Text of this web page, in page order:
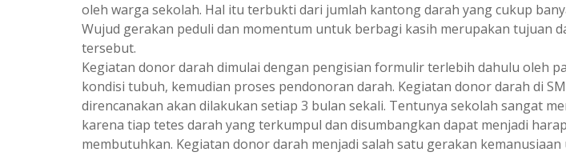
oleh warga sekolah. Hal itu terbukti dari jumlah kantong darah yang cukup
Wujud gerakan peduli dan momentum untuk berbagi kasih merupakan tujuan
tersebut.
Kegiatan donor darah dimulai dengan pengisian formulir terlebih dahulu oleh
kondisi tubuh, kemudian proses pendonoran darah. Kegiatan donor darah di
direncanakan akan dilakukan setiap 3 bulan sekali. Tentunya sekolah sangat
karena tiap tetes darah yang terkumpul dan disumbangkan dapat menjadi
membutuhkan. Kegiatan donor darah menjadi salah satu gerakan